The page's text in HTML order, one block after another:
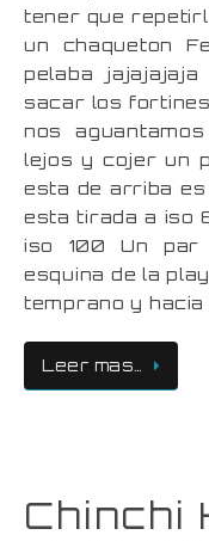
tener que
un chaqueton
pelaba
sacar los
nos
lejos y cojer un
esta de arriba
esta tirada a iso
iso 100 Un
esquina de la
temprano y hacia
Leer mas…
Chinchi